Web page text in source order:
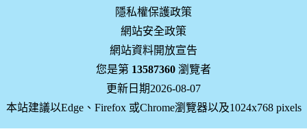
隱私權保護政策
網站安全政策
網站資料開放宣告
您是第 13587360 瀏覽者
更新日期2026-08-07
本站建議以Edge、Firefox 或Chrome瀏覽器以及1024x768 pixels